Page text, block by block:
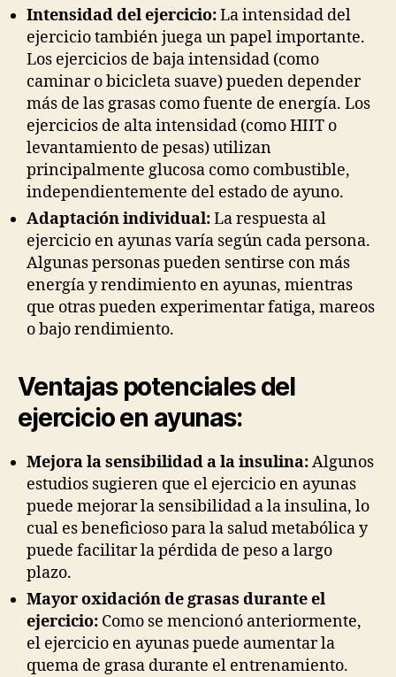
Intensidad del ejercicio:La intensidad del
ejercicio también juega un papel importante.
Los ejercicios de baja intensidad (como
caminar o bicicleta suave) pueden depender
más de las grasas como fuente de energía. Los
ejercicios de alta intensidad (como HIIT o
levantamiento de pesas) utilizan
principalmente glucosa como combustible,
independientemente del estado de ayuno.
Adaptación individual:La respuesta al
ejercicio en ayunas varía según cada persona.
Algunas personas pueden sentirse con más
energía y rendimiento en ayunas, mientras
que otras pueden experimentar fatiga, mareos
o bajo rendimiento.
Ventajas potenciales del
ejercicio en ayunas:
Mejora la sensibilidad a la insulina:Algunos
estudios sugieren que el ejercicio en ayunas
puede mejorar la sensibilidad a la insulina, lo
cual es beneficioso para la salud metabólica y
puede facilitar la pérdida de peso a largo
plazo.
Mayor oxidación de grasas durante el
ejercicio: Como se mencionó anteriormente,
el ejercicio en ayunas puede aumentar la
quema de grasa durante el entrenamiento.